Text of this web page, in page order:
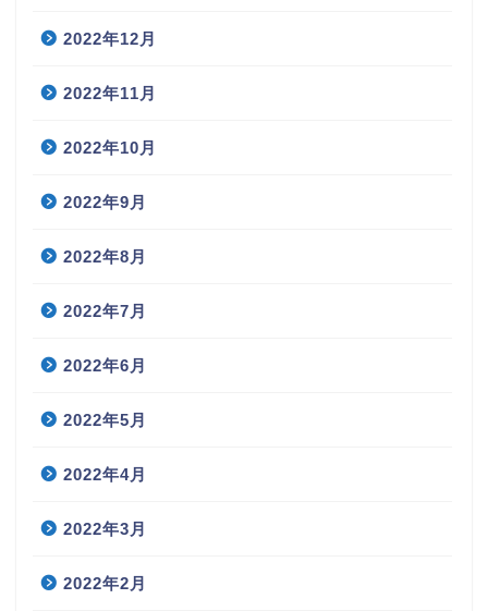
2022年12月
2022年11月
2022年10月
2022年9月
2022年8月
2022年7月
2022年6月
2022年5月
2022年4月
2022年3月
2022年2月